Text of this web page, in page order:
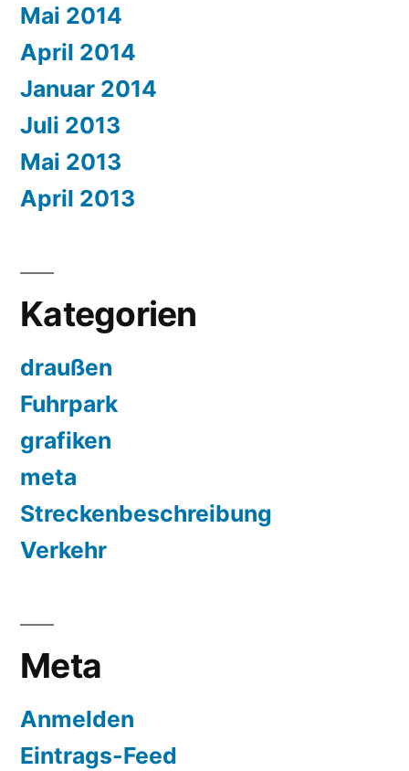
Mai 2014
April 2014
Januar 2014
Juli 2013
Mai 2013
April 2013
Kategorien
draußen
Fuhrpark
grafiken
meta
Streckenbeschreibung
Verkehr
Meta
Anmelden
Eintrags-Feed